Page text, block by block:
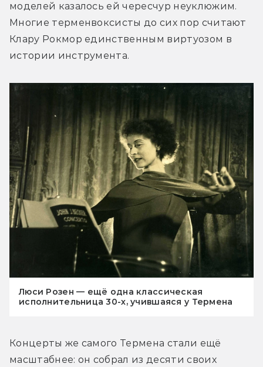
моделей казалось ей чересчур неуклюжим.
Многие терменвоксисты до сих пор считают
Клару Рокмор единственным виртуозом в
истории инструмента.
Люси Розен — ещё одна классическая
исполнительница 30-х, учившаяся у Термена
Концерты же самого Термена стали ещё
масштабнее: он собрал из десяти своих